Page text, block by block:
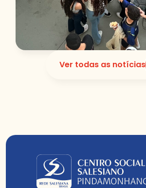
Ver todas as notícias